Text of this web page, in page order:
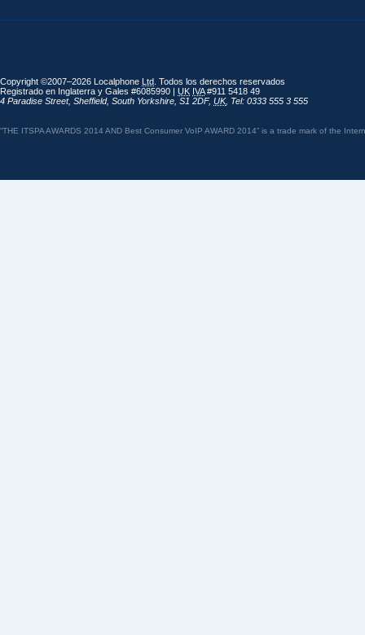
Copyright ©2007–2026 Localphone Ltd . Todos los derechos reservados
Registrado en Inglaterra y Gales #6085990 | UK IVA#911 5418 49
4 Paradise Street, Sheffield, South Yorkshire S1 2DF, UK, Tel: 0333 555 3 555
“THE ITSPA AWARDS 2014 AND Best Consumer VoIP AWARD 2014” is a trade mark of the